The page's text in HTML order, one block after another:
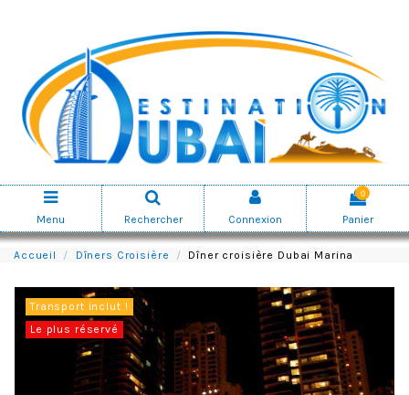
Menu Rechercher Connexion
0
Panier
Accueil Dîners Croisière Dîner croisière Dubai Marina
Transport inclut !
Le plus réservé